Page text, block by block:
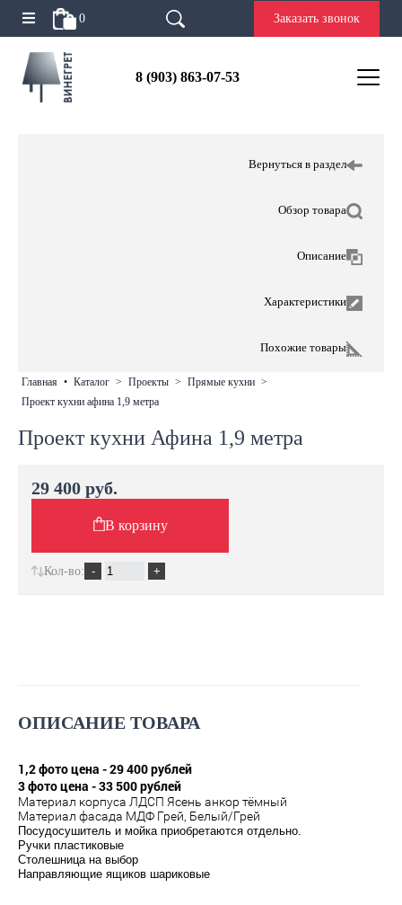
0 Заказать звонок
8 (903) 863-07-53
Вернуться в раздел
Обзор товара
Описание
Характеристики
Похожие товары
главная • каталог > проекты > прямые кухни >
проект кухни афина 1,9 метра
Проект кухни Афина 1,9 метра
ОПИСАНИЕ ТОВАРА
1,2 фото цена - 29 400 рублей
3 фото цена - 33 500 рублей
Материал корпуса ЛДСП Ясень анкор тёмный
Материал фасада МДФ Грей, Белый/Грей
Посудосушитель и мойка приобретаются отдельно.
Ручки пластиковые
Столешница на выбор
Направляющие ящиков шариковые
29 400 руб.
В корзину
Кол-во: